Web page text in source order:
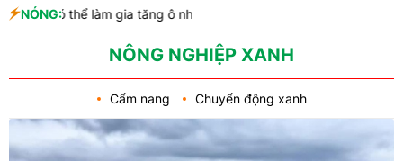
NÓNG:
thể làm gia tăng ô nhiễm vi nhựa
vật giữa băng giá vùng cực
NÔNG NGHIỆP XANH
Cẩm nang Chuyển động xanh